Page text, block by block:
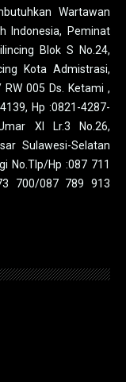
Wartawan
Indonesia, Peminat
Blok S No.24,
Kota Admistrasi,
005 Ds. Ketami ,
Hp :0821-4287-
XI Lr.3 No.26,
Sulawesi-Selatan
No.Tlp/Hp :087 711
700/087 789 913